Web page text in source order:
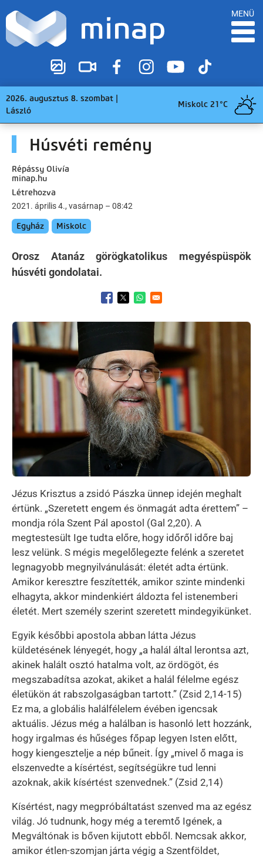
MENÜ
2026. augusztus 8. szombat |
László
Miskolc 21°C
Húsvéti remény
Répássy Olivía
minap.hu
Létrehozva
2021. április 4., vasárnap – 08:42
Egyház Miskolc
Orosz Atanáz görögkatolikus megyéspüspök
húsvéti gondolatai.
Opens in a new window
Opens in a new window
Opens in a new window
Kép
Jézus Krisztus a zsidó Pászka ünnep idején meghalt
értünk. „Szeretett engem és önmagát adta érettem” –
mondja róla Szent Pál apostol (Gal 2,20). A
megtestesült Ige tudta előre, hogy időről időre baj
lesz velünk. S mégis megelőlegezte felénk a szeretet
legnagyobb megnyilvánulását: életét adta értünk.
Amikor keresztre feszítették, amikor szinte mindenki
elhagyta, akkor mindenkiért áldozta fel istenemberi
életét. Mert személy szerint szeretett mindegyikünket.
Egyik későbbi apostola abban látta Jézus
küldetésének lényegét, hogy „a halál által lerontsa azt,
akinek halált osztó hatalma volt, az ördögöt, és
megszabadítsa azokat, akiket a halál félelme egész
életükön át rabszolgaságban tartott.” (Zsid 2,14-15)
Ez ma, a globális halálfélelem évében igencsak
aktuális. Jézus még a halálban is hasonló lett hozzánk,
hogy irgalmas és hűséges főpap legyen Isten előtt,
hogy kiengesztelje a nép bűneit. Így „mivel ő maga is
elszenvedte a kísértést, segítségükre tud lenni
azoknak, akik kísértést szenvednek.” (Zsid 2,14)
Kísértést, nagy megpróbáltatást szenved ma az egész
világ. Jó tudnunk, hogy még a teremtő Igének, a
Megváltónak is bőven kijutott ebből. Nemcsak akkor,
amikor étlen-szomjan járta végig a Szentföldet,